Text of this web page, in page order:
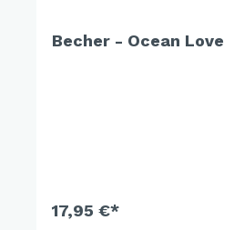
Becher - Ocean Love
17,95 €*